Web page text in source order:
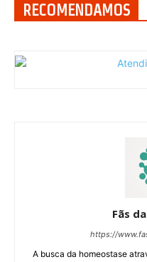
RECOMENDAMOS
Fãs
https://
A busca da homeostase